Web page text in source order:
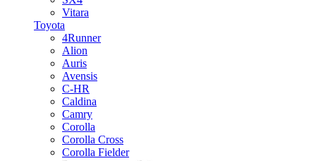
Vitara
Toyota
4Runner
Alion
Auris
Avensis
C-HR
Caldina
Camry
Corolla
Corolla Cross
Corolla Fielder